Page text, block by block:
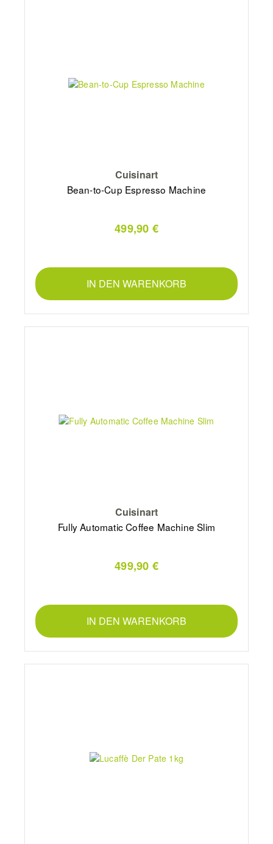
Cuisinart
Bean-to-Cup Espresso Machine
499,90 €
IN DEN WARENKORB
Cuisinart
Fully Automatic Coffee Machine Slim
499,90 €
IN DEN WARENKORB